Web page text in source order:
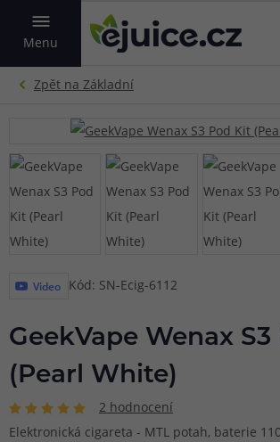
Menu
VYHLEDAT
Video Kód: SN-Ecig-6112
GeekVape Wenax
(Pearl White)
2 hodnocení
Elektronická cigareta - MTL potah, baterie